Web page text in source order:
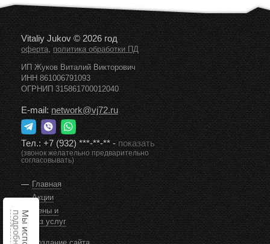
Vitaliy Jukov © 2026 год
оферта,политика обработки ПД
ИП Жуков Виталий Викторович
ИНН 861006791093
ОГРНИП 315861700012040
E-mail:network@vj72.ru
Тел.:+7 (932) ***-**-**-показать
(звонок желательно предварительно
согласовывать)
Главная
Акции
Цены и
заказ услуг
подробнее